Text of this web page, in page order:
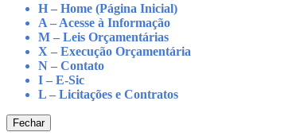
H – Home (Página Inicial)
A – Acesse à Informação
M – Leis Orçamentárias
X – Execução Orçamentária
N – Contato
I – E-Sic
L – Licitações e Contratos
Fechar